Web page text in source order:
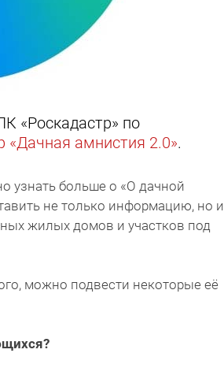
«Роскадастр» по
«Дачная амнистия 2.0».
узнать больше о «О дачной
не только информацию, но и
жилых домов и участков под
можно подвести некоторые её